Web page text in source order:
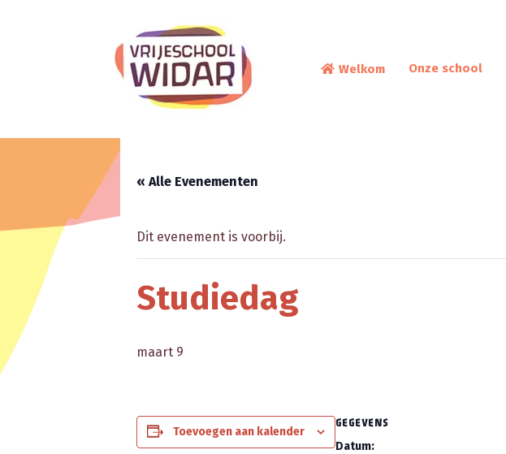
Welkom Onze school
« Alle Evenementen
Dit evenement is voorbij.
Studiedag
maart 9
Toevoegen aan kalender
GEGEVENS
Datum: